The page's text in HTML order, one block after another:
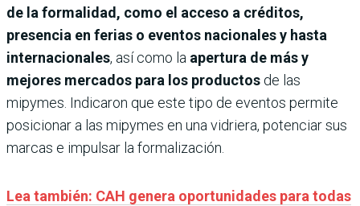
de la formalidad, como el acceso a créditos,
presencia en ferias o eventos nacionales y hasta
internacionales, así como la apertura de más y
mejores mercados para los productos de las
mipymes. Indicaron que este tipo de eventos permite
posicionar a las mipymes en una vidriera, potenciar sus
marcas e impulsar la formalización.
Lea también: CAH genera oportunidades para todas